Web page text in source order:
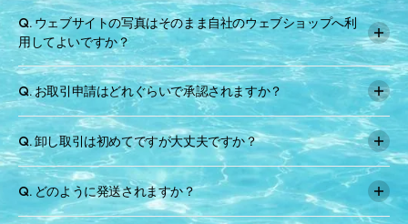
A. 営業日１3時までのご注文は、在庫がある場合にはご入金確認
後即日発送させていただきます。
メッキ加工商品に関しましては、１週間程度お時間をいただいて
おります。
（クリスマス時期や繫忙期等は状況により即日発送不可の場合も
あります）
Q. ウェブサイトの写真はそのまま自社のウェブショップへ利
用してよいですか？
A. 全てのお客様にご自身で撮影して頂くようにお願いしており
ます。
Q. お取引申請はどれぐらいで承認されますか？
A. 3営業日程度で申請の内容を確認させていただき、その後お取
引の詳細についてのメールをお送りさせていただきます。
Q. 卸し取引は初めてですが大丈夫ですか？
A. 問題ありません。分からないことがありましたらお気軽にお
問い合わせください。
Q. どのように発送されますか？